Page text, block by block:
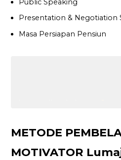
Public Speaking
Presentation & Negotiation
Masa Persiapan Pensiun
METODE
MOTIVATOR